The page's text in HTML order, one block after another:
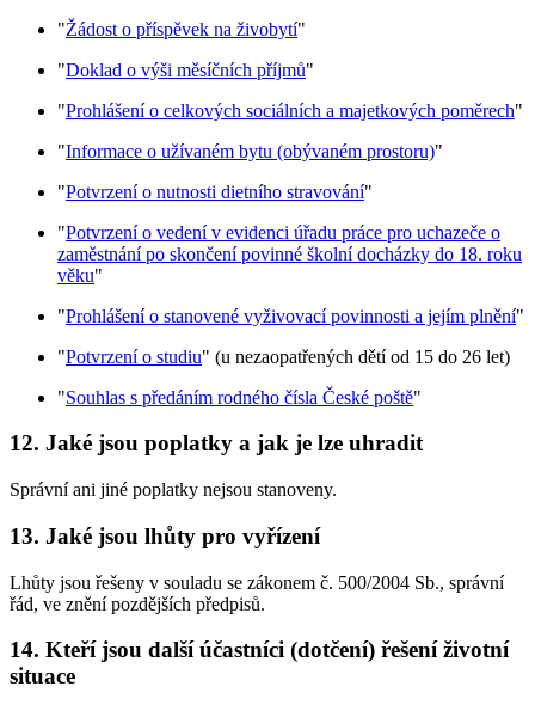
"Žádost o příspěvek na živobytí"
"Doklad o výši měsíčních příjmů"
"Prohlášení o celkových sociálních a majetkových poměrech"
"Informace o užívaném bytu (obývaném prostoru)"
"Potvrzení o nutnosti dietního stravování"
"Potvrzení o vedení v evidenci úřadu práce pro uchazeče o
zaměstnání po skončení povinné školní docházky do 18. roku
věku"
"Prohlášení o stanovené vyživovací povinnosti a jejím plnění"
"Potvrzení o studiu" (u nezaopatřených dětí od 15 do 26 let)
"Souhlas s předáním rodného čísla České poště"
12. Jaké jsou poplatky a jak je lze uhradit
Správní ani jiné poplatky nejsou stanoveny.
13. Jaké jsou lhůty pro vyřízení
Lhůty jsou řešeny v souladu se zákonem č. 500/2004 Sb., správní
řád, ve znění pozdějších předpisů.
14. Kteří jsou další účastníci (dotčení) řešení životní
situace